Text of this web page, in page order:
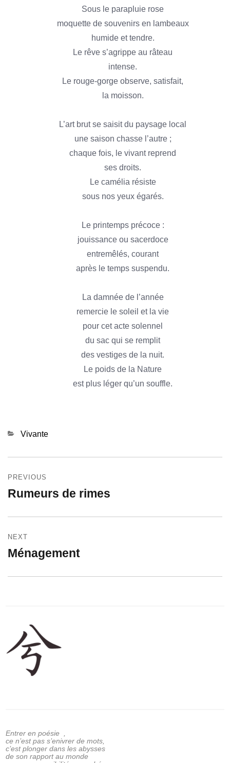
Sous le parapluie rose
moquette de souvenirs en lambeaux
humide et tendre.
Le rêve s’agrippe au râteau
intense.
Le rouge-gorge observe, satisfait,
la moisson.
L’art brut se saisit du paysage local
une saison chasse l’autre ;
chaque fois, le vivant reprend
ses droits.
Le camélia résiste
sous nos yeux égarés.
Le printemps précoce :
jouissance ou sacerdoce
entremêlés, courant
après le temps suspendu.
La damnée de l’année
remercie le soleil et la vie
pour cet acte solennel
du sac qui se remplit
des vestiges de la nuit.
Le poids de la Nature
est plus léger qu’un souffle.
Categories
Vivante
de
l’article
PREVIOUS
Previous
Rumeurs de rimes
NEXT
Next
Ménagement
Entrer en poésie ,
ce n’est pas s’enivrer de mots,
c’est plonger dans les abysses
de son rapport au monde